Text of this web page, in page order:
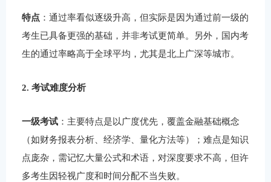
特点 ：通过率看似逐级升高，但实际是因为通过前一级的
考生已具备更强的基础，并非考试更简单。另外，国内考
生的通过率略高于全球平均，尤其是北上广深等城市。
2. 考试难度分析
一级考试 ：主要特点是以广度优先，覆盖金融基础概念
（如财务报表分析、经济学、量化方法等）；难点是知识
点庞杂，需记忆大量公式和术语，对深度要求不高，但许
多考生因轻视广度和时间分配不当失败。